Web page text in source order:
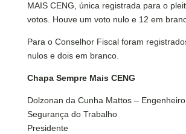
MAIS CENG, única registrada para o
votos. Houve um voto nulo e 12 em
Para o Conselhor Fiscal foram
nulos e dois em branco.
Chapa Sempre Mais CENG
Dolzonan da Cunha Mattos –
Segurança do Trabalho
Presidente